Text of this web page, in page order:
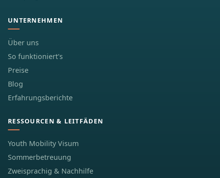
UNTERNEHMEN
Über uns
So funktioniert's
Preise
Blog
Erfahrungsberichte
RESSOURCEN & LEITFÄDEN
Youth Mobility Visum
Sommerbetreuung
Zweisprachig & Nachhilfe